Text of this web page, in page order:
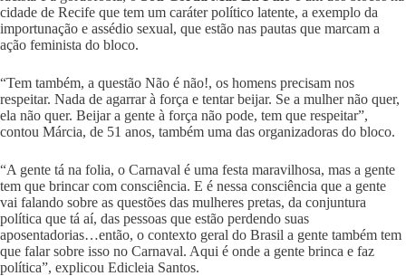
cidade de Recife que tem um caráter político latente, a exemplo da
importunação e assédio sexual, que estão nas pautas que marcam a
ação feminista do bloco.
“Tem também, a questão Não é não!, os homens precisam nos
respeitar. Nada de agarrar à força e tentar beijar. Se a mulher não quer,
ela não quer. Beijar a gente à força não pode, tem que respeitar”,
contou Márcia, de 51 anos, também uma das organizadoras do bloco.
“A gente tá na folia, o Carnaval é uma festa maravilhosa, mas a gente
tem que brincar com consciência. E é nessa consciência que a gente
vai falando sobre as questões das mulheres pretas, da conjuntura
política que tá aí, das pessoas que estão perdendo suas
aposentadorias…então, o contexto geral do Brasil a gente também tem
que falar sobre isso no Carnaval. Aqui é onde a gente brinca e faz
política”, explicou Edicleia Santos.